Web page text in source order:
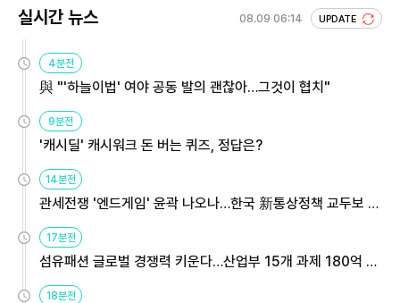
실시간 뉴스 08.09 06:14 UPDATE
4분전
與 "'하늘이법' 여야 공동 발의 괜찮아…그것이 협치"
9분전
'캐시딜' 캐시워크 돈 버는 퀴즈, 정답은?
14분전
관세전쟁 '엔드게임' 윤곽 나오나…한국 新통상정책 교두보 활
용해야
17분전
섬유패션 글로벌 경쟁력 키운다…산업부 15개 과제 180억 지
원
18분전